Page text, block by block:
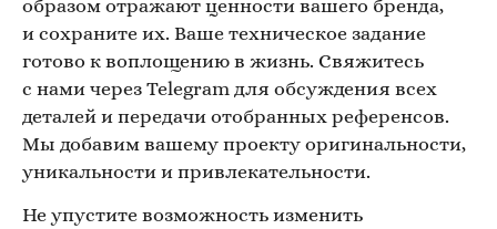
образом отражают ценности вашего бренда,
и сохраните их. Ваше техническое задание
готово к воплощению в жизнь. Свяжитесь
с нами через Telegram для обсуждения всех
деталей и передачи отобранных референсов.
Мы добавим вашему проекту оригинальности,
уникальности и привлекательности.
Не упустите возможность изменить